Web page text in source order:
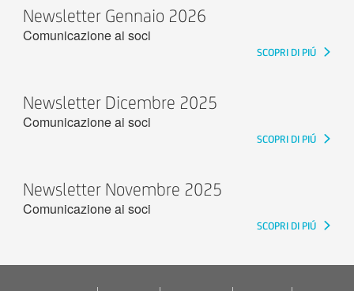
Newsletter Gennaio 2026
Comunicazione ai soci
SCOPRI DI PIÚ
Newsletter Dicembre 2025
Comunicazione ai soci
SCOPRI DI PIÚ
Newsletter Novembre 2025
Comunicazione ai soci
SCOPRI DI PIÚ